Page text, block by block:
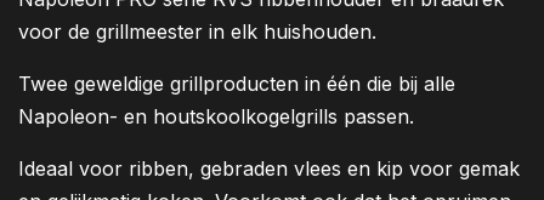
voor de grillmeester in elk huishouden.
Twee geweldige grillproducten in één die bij alle
Napoleon- en houtskoolkogelgrills passen.
Ideaal voor ribben, gebraden vlees en kip voor gemak